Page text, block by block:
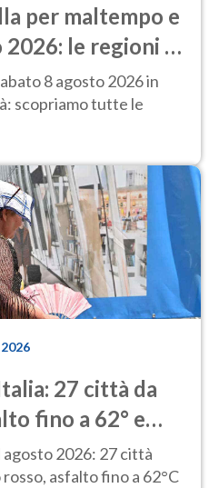
per maltempo e
le regioni a
8 agosto 2026 in
scopriamo tutte le
27 città da
fino a 62° e
di Napoli
2026: 27 città
asfalto fino a 62°C